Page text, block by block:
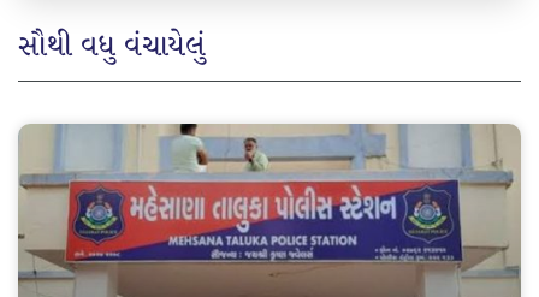
સૌથી વધુ વંચાયેલું